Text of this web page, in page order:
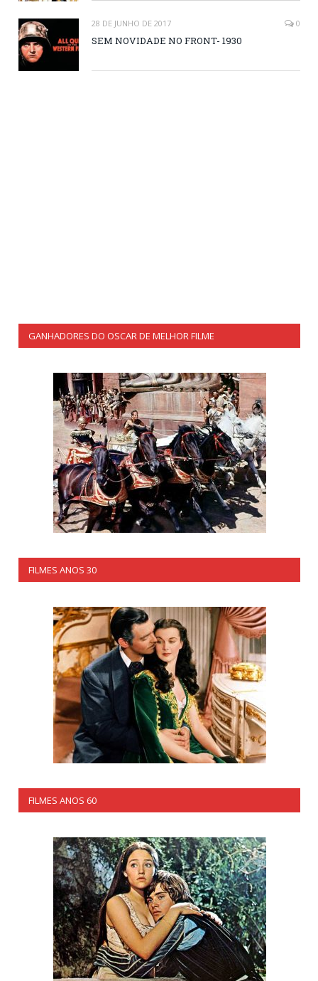
28 DE JUNHO DE 2017 0
SEM NOVIDADE NO FRONT- 1930
GANHADORES DO OSCAR DE MELHOR FILME
FILMES ANOS 30
FILMES ANOS 60